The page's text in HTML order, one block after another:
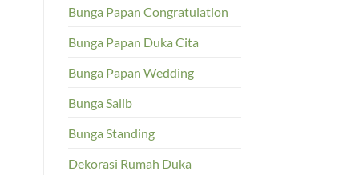
Bunga Papan Congratulation
Bunga Papan Duka Cita
Bunga Papan Wedding
Bunga Salib
Bunga Standing
Dekorasi Rumah Duka